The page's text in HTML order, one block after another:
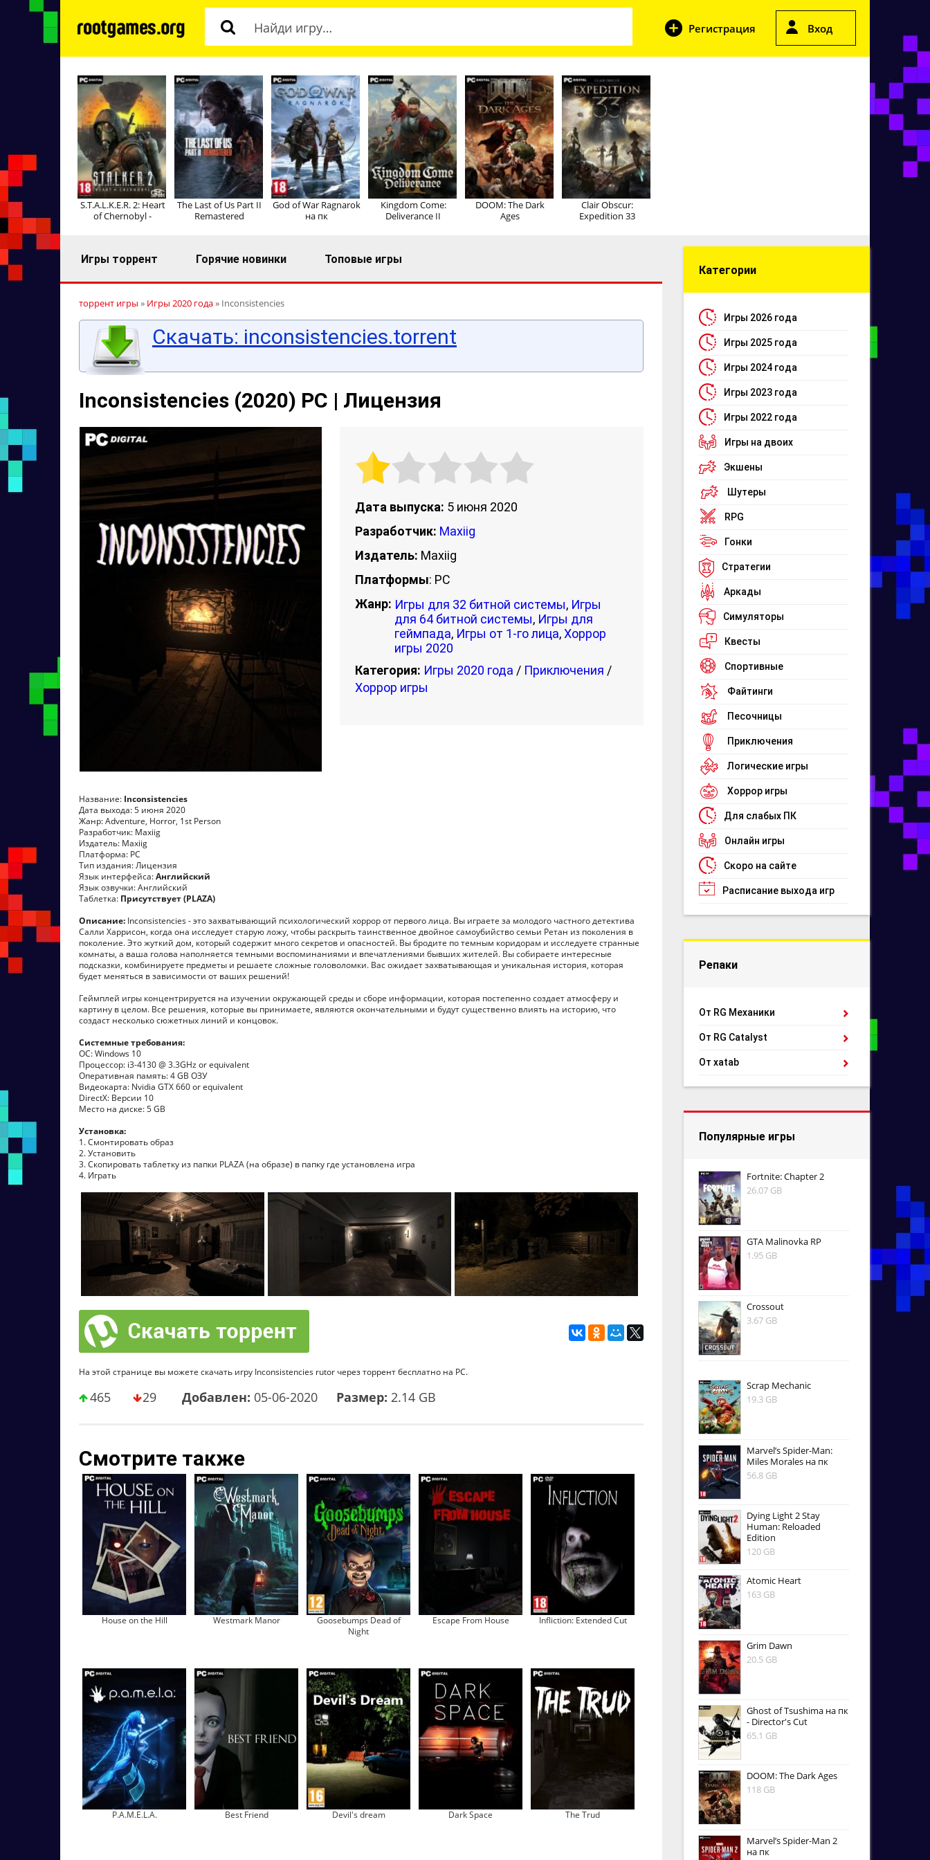
Регистрация Вход
S.T.A.L.K.E.R. 2: Heart
of Chernobyl -
The Last of Us Part II
Remastered
God of War Ragnarok
на пк
Kingdom Come:
Deliverance II
DOOM: The Dark
Ages
Clair Obscur:
Expedition 33
Игры торрент Горячие новинки Топовые игры
торрент игры » Игры 2020 года» Inconsistencies
Скачать: inconsistencies.torrent
Inconsistencies (2020) PC | Лицензия
Дата выпуска: 5 июня 2020
Разработчик: Maxiig
Издатель: Maxiig
Платформы: PC
Жанр: Игры для 32 битной системы, Игры
для 64 битной системы, Игры для
геймпада, Игры от 1-го лица,Хоррор
игры 2020
Категория: Игры 2020 года / Приключения /
Хоррор игры
Название: Inconsistencies
Дата выхода: 5 июня 2020
Жанр: Adventure, Horror, 1st Person
Разработчик: Maxiig
Издатель: Maxiig
Платформа: PC
Тип издания: Лицензия
Язык интерфейса:Английский
Язык озвучки: Английский
Таблетка: Присутствует (PLAZA)
Описание: Inconsistencies - это захватывающий психологический хоррор от первого лица. Вы играете за молодого частного детектива
Салли Харрисон, когда она исследует старую ложу, чтобы раскрыть таинственное двойное самоубийство семьи Ретан из поколения в
поколение. Это жуткий дом, который содержит много секретов и опасностей. Вы бродите по темным коридорам и исследуете странные
комнаты, а ваша голова наполняется темными воспоминаниями и впечатлениями бывших жителей. Вы собираете интересные
подсказки, комбинируете предметы и решаете сложные головоломки. Вас ожидает захватывающая и уникальная история, которая
будет меняться в зависимости от ваших решений!
Геймплей игры концентрируется на изучении окружающей среды и сборе информации, которая постепенно создает атмосферу и
картину в целом. Все решения, которые вы принимаете, являются окончательными и будут существенно влиять на историю, что
создаст несколько сюжетных линий и концовок.
Системные требования:
ОС: Windows 10
Процессор: i3-4130 @ 3.3GHz or equivalent
Оперативная память: 4 GB ОЗУ
Видеокарта: Nvidia GTX 660 or equivalent
DirectX: Версии 10
Место на диске: 5 GB
Установка:
1. Смонтировать образ
2. Установить
3. Скопировать таблетку из папки PLAZA (на образе) в папку где установлена игра
4. Играть
На этой странице вы можете скачать игру Inconsistencies rutor через торрент бесплатно на PC.
465 29 Добавлен: 05-06-2020 Размер: 2.14 GB
Смотрите также
House on the Hill Westmark Manor
Goosebumps Dead of
Night
Escape From House Infliction: Extended Cut
P.A.M.E.L.A. Best Friend Devil's dream Dark Space The Trud
Категории
Игры 2026 года
Игры 2025 года
Игры 2024 года
Игры 2023 года
Игры 2022 года
Игры на двоих
Экшены
Шутеры
RPG
Гонки
Стратегии
Аркады
Симуляторы
Квесты
Спортивные
Файтинги
Песочницы
Приключения
Логические игры
Хоррор игры
Для слабых ПК
Онлайн игры
Скоро на сайте
Расписание выхода игр
Репаки
От RG Механики
От RG Catalyst
От xatab
Популярные игры
Fortnite: Chapter 2
26.07 GB
GTA Malinovka RP
1.95 GB
Crossout
3.67 GB
Scrap Mechanic
19.3 GB
Marvel’s Spider-Man:
Miles Morales на пк
56.8 GB
Dying Light 2 Stay
Human: Reloaded
Edition
120 GB
Atomic Heart
163 GB
Grim Dawn
20.5 GB
Ghost of Tsushima на пк
- Director's Cut
65.1 GB
DOOM: The Dark Ages
118 GB
Marvel’s Spider-Man 2
на пк